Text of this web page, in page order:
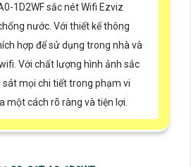
1D2WF sắc nét Wifi Ezviz
nước. Với thiết kế thông
hợp để sử dụng trong nhà và
Với chất lượng hình ảnh sắc
sát mọi chi tiết trong phạm vi
một cách rõ ràng và tiện lợi.